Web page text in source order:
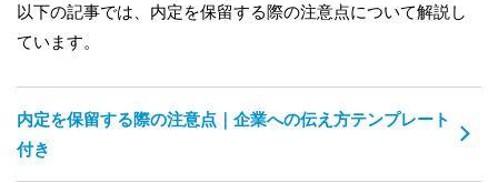
以下の記事では、内定を保留する際の注意点について解説し
ています。
内定を保留する際の注意点｜企業への伝え方テンプレート
付き